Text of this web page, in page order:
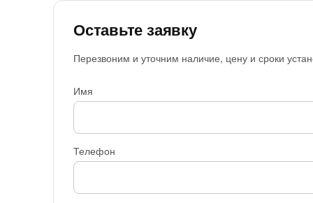
Оставьте заявку
Перезвоним и уточним наличие, цену и сроки
Имя
Телефон